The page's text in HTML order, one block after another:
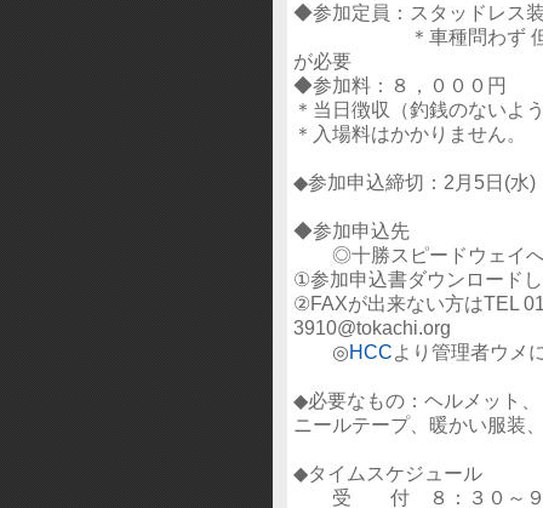
◆参加定員：スタッドレス
＊車種問わず 但し、
が必要
◆参加料：８，０００円
＊当日徴収（釣銭のないよ
＊入場料はかかりません。
◆参加申込締切：2月5日(水)
◆参加申込先
◎十勝スピードウェ
①参加申込書ダウンロード
②FAXが出来ない方はTEL
3910@tokachi.org
◎HCCより管理者ウメ
◆必要なもの：ヘルメット
ニールテープ、暖かい服装
◆タイムスケジュール
受 付 ８：３０～９